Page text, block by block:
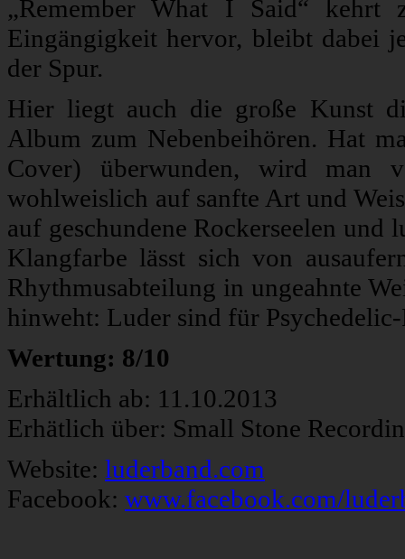
„Remember What I Said“ kehrt
Eingängigkeit hervor, bleibt dabei
der Spur.
Hier liegt auch die große Kunst
Album zum Nebenbeihören. Hat
Cover) überwunden, wird man
wohlweislich auf sanfte Art und
auf geschundene Rockerseelen
Klangfarbe lässt sich von
Rhythmusabteilung in ungeahnte
hinweht: Luder sind für
Wertung: 8/10
Erhältlich ab: 11.10.2013
Erhätlich über: Small Stone
Website: luderband.com
Facebook: www.facebook.com/